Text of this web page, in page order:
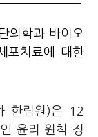
의학과 바이오
포치료에 대한
한림원)은 12
윤리 원칙 정